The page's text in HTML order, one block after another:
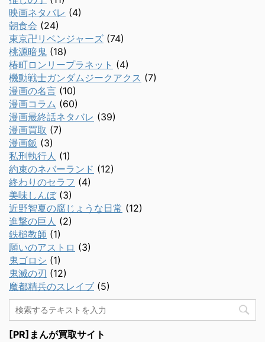
映画ネタバレ (4)
朝食会 (24)
東京卍リベンジャーズ (74)
桃源暗鬼 (18)
椿町ロンリープラネット (4)
機動戦士ガンダムジークアクス (7)
漫画の名言 (10)
漫画コラム (60)
漫画最終話ネタバレ (39)
漫画買取 (7)
漫画飯 (3)
私刑執行人 (1)
約束のネバーランド (12)
終わりのセラフ (4)
美味しんぼ(3)
近野智夏の腐じょうな日常 (12)
進撃の巨人 (2)
鉄槌教師 (1)
願いのアストロ (3)
鬼ゴロシ (1)
鬼滅の刃 (12)
魔都精兵のスレイブ (5)
[PR]まんが買取サイト